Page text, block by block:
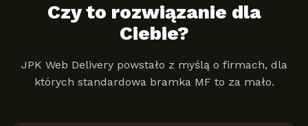
Czy to rozwiązanie dla
Ciebie?
JPK Web Delivery powstało z myślą o firmach, dla
których standardowa bramka MF to za mało.